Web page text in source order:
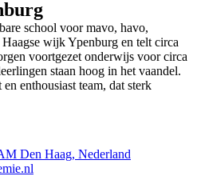
school voor mavo, havo,
wijk Ypenburg en telt circa
voortgezet onderwijs voor circa
staan hoog in het vaandel.
enthousiast team, dat sterk
Den Haag, Nederland